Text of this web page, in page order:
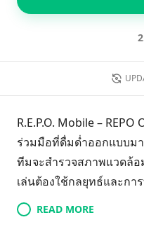
R.E.P.O. Mobile –
ร่วมมือที่ดื่มด่ำออกแบบม
ทีมจะสำรวจสภาพแวดล้
เล่นต้องใช้กลยุทธ์และกา
คุกคามที่น่าสะพรึงกลัวใ
เสียงตามความใกล้ชิด กล
READ MORE